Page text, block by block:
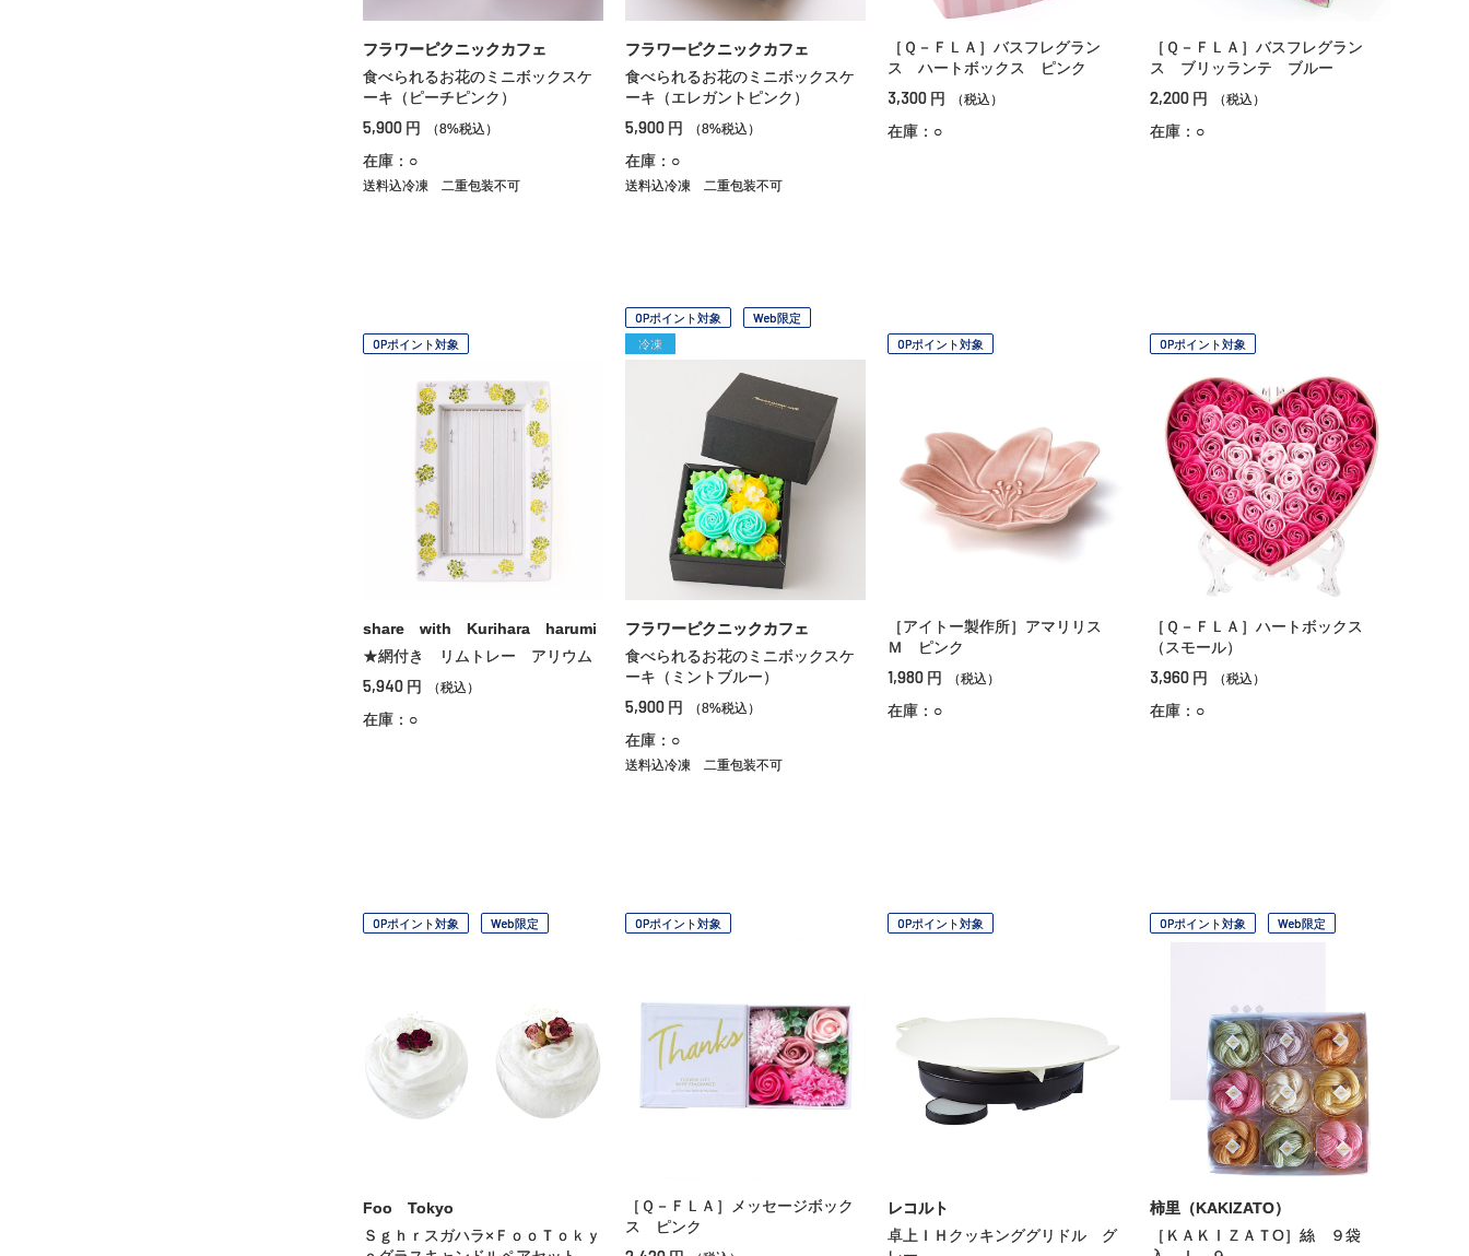
フラワーピクニックカフェ
食べられるお花のミニボックスケ
ーキ（ピーチピンク）
5,900 円 （8%税込）
在庫：○
送料込冷凍 二重包装不可
フラワーピクニックカフェ
食べられるお花のミニボックスケ
ーキ（エレガントピンク）
5,900 円 （8%税込）
在庫：○
送料込冷凍 二重包装不可
［Ｑ－ＦＬＡ］バスフレグラン
ス ハートボックス ピンク
3,300 円 （税込）
在庫：○
［Ｑ－ＦＬＡ］バスフレグラン
ス ブリッランテ ブルー
2,200 円 （税込）
在庫：○
OPポイント対象
share with Kurihara harumi
★網付き リムトレー アリウム
5,940 円 （税込）
在庫：○
OPポイント対象
Web限定
冷凍
フラワーピクニックカフェ
食べられるお花のミニボックスケ
ーキ（ミントブルー）
5,900 円 （8%税込）
在庫：○
送料込冷凍 二重包装不可
OPポイント対象
［アイトー製作所］アマリリス
Ｍ ピンク
1,980 円 （税込）
在庫：○
OPポイント対象
［Ｑ－ＦＬＡ］ハートボックス
（スモール）
3,960 円 （税込）
在庫：○
OPポイント対象 Web限定
Foo Tokyo
Ｓｇｈｒスガハラ×ＦｏｏＴｏｋｙ
OPポイント対象
［Ｑ－ＦＬＡ］メッセージボック
ス ピンク
OPポイント対象
レコルト
卓上ＩＨクッキンググリドル グ
OPポイント対象 Web限定
柿里（KAKIZATO）
［ＫＡＫⅠＺＡＴО］絲 ９袋